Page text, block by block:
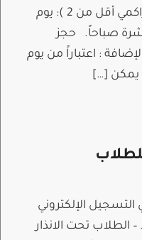
تحت الإنذار الأكاديمي (معدل تراكمي أقل من 2 ): يوم
العاشرة صباحاً. حجز
: اعتباراً من يوم
التسجيل الإلكتروني
الطلاب تحت الانذار